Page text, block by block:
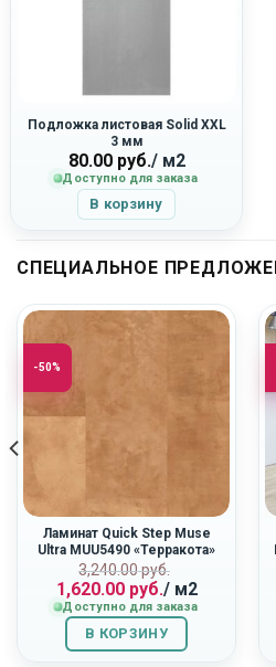
Подложка листовая Solid XXL
3 мм
80.00руб./ м2
Доступно для заказа
В корзину
СПЕЦИАЛЬНОЕ
-50%
Ламинат Quick Step Muse
Ultra MUU5490 «Терракота»
3,240.00руб.
Первоначальная
цена
составляла
3,240.00
руб..
1,620.00руб.
Текущая
цена:
1,620.00
руб..
/ м2
Доступно для заказа
В КОРЗИНУ